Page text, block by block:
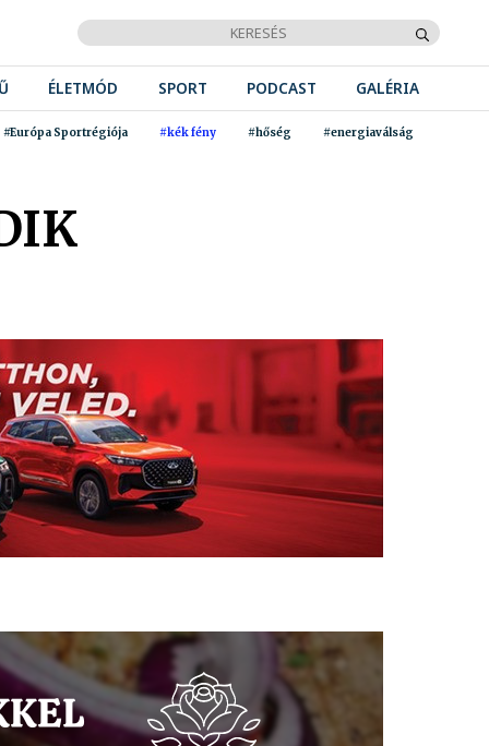
ÉLETMÓD SPORT PODCAST GALÉRIA
#Európa Sportrégiója #kék fény #hőség #energiaválság